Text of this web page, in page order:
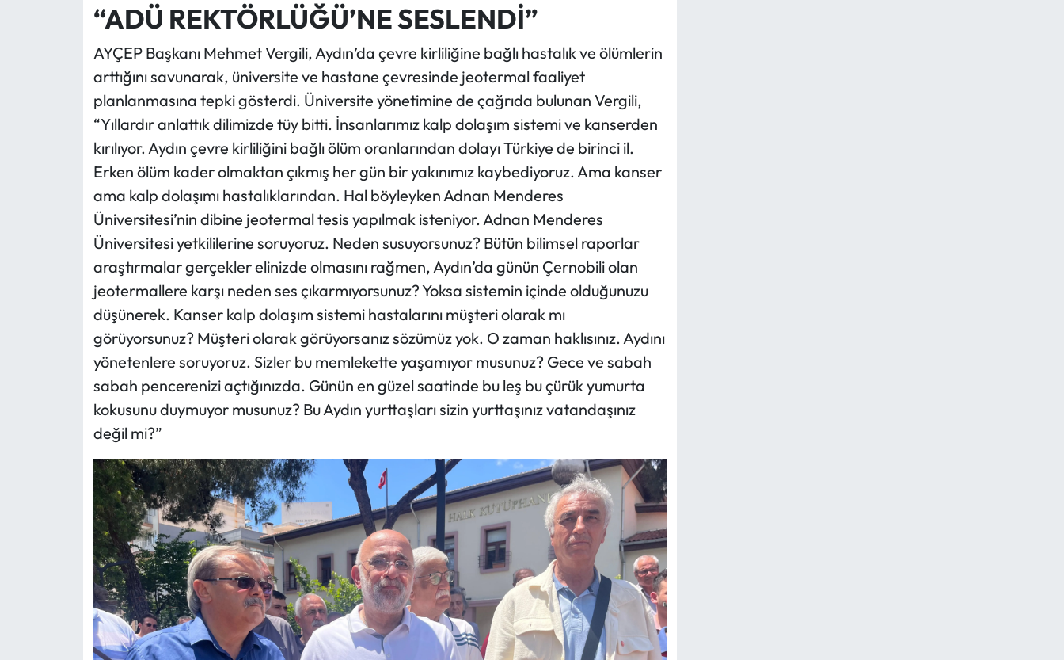
“ADÜ REKTÖRLÜĞÜ’NE SESLENDİ”
AYÇEP Başkanı Mehmet Vergili, Aydın’da çevre kirliliğine bağlı hastalık ve ölümlerin
arttığını savunarak, üniversite ve hastane çevresinde jeotermal faaliyet
planlanmasına tepki gösterdi. Üniversite yönetimine de çağrıda bulunan Vergili,
“Yıllardır anlattık dilimizde tüy bitti. İnsanlarımız kalp dolaşım sistemi ve kanserden
kırılıyor. Aydın çevre kirliliğini bağlı ölüm oranlarından dolayı Türkiye de birinci il.
Erken ölüm kader olmaktan çıkmış her gün bir yakınımız kaybediyoruz. Ama kanser
ama kalp dolaşımı hastalıklarından. Hal böyleyken Adnan Menderes
Üniversitesi’nin dibine jeotermal tesis yapılmak isteniyor. Adnan Menderes
Üniversitesi yetkililerine soruyoruz. Neden susuyorsunuz? Bütün bilimsel raporlar
araştırmalar gerçekler elinizde olmasını rağmen, Aydın’da günün Çernobili olan
jeotermallere karşı neden ses çıkarmıyorsunuz? Yoksa sistemin içinde olduğunuzu
düşünerek. Kanser kalp dolaşım sistemi hastalarını müşteri olarak mı
görüyorsunuz? Müşteri olarak görüyorsanız sözümüz yok. O zaman haklısınız. Aydını
yönetenlere soruyoruz. Sizler bu memlekette yaşamıyor musunuz? Gece ve sabah
sabah pencerenizi açtığınızda. Günün en güzel saatinde bu leş bu çürük yumurta
kokusunu duymuyor musunuz? Bu Aydın yurttaşları sizin yurttaşınız vatandaşınız
değil mi?”